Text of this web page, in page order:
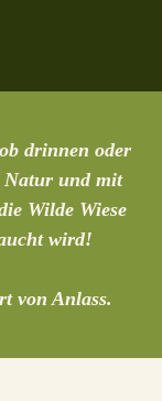
drinnen oder
Natur und mit
Wilde Wiese
wird!
von Anlass.